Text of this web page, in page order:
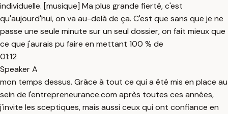
individuelle. [musique] Ma plus grande fierté, c'est
qu'aujourd'hui, on va au-delà de ça. C'est que sans que je ne
passe une seule minute sur un seul dossier, on fait mieux que
ce que j'aurais pu faire en mettant 100 % de
01:12
Speaker A
mon temps dessus. Grâce à tout ce qui a été mis en place au
sein de l'entrepreneurance.com après toutes ces années,
j'invite les sceptiques, mais aussi ceux qui ont confiance en